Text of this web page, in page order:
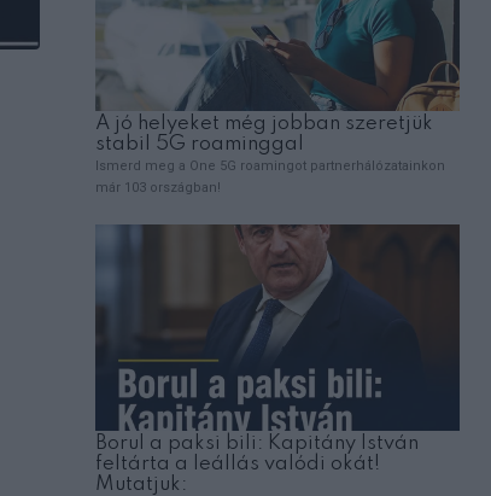
ÉLETMÓD
Válassz egy könyvet a három közül:
milyen